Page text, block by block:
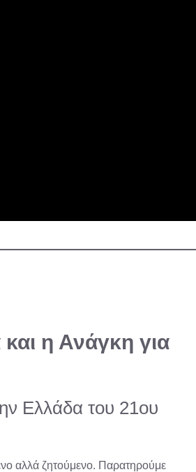
η Ανάγκη για
Ελλάδα του 21ου
αλλά ζητούμενο. Παρατηρούμε